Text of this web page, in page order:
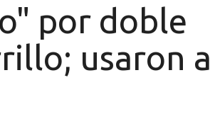
por doble
usaron a